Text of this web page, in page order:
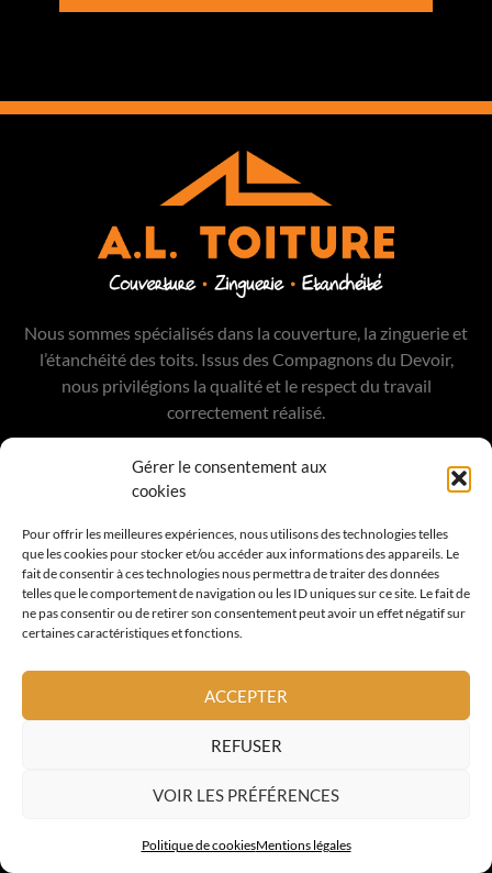
Gérer le consentement aux
cookies
Pour offrir les meilleures expériences, nous utilisons des technologies telles
que les cookies pour stocker et/ou accéder aux informations des appareils. Le
fait de consentir à ces technologies nous permettra de traiter des données
telles que le comportement de navigation ou les ID uniques sur ce site. Le fait de
ne pas consentir ou de retirer son consentement peut avoir un effet négatif sur
certaines caractéristiques et fonctions.
ACCEPTER
REFUSER
VOIR LES PRÉFÉRENCES
Politique de cookiesMentions légales
Nous sommes spécialisés dans la couverture, la zinguerie et
l’étanchéité des toits. Issus des Compagnons du Devoir,
nous privilégions la qualité et le respect du travail
correctement réalisé.
COORDONNÉES
16 Chemin des Travails
06800 Cagnes sur Mer
France
06 15 59 34 68
contact@altoiture.fr
A PROPOS